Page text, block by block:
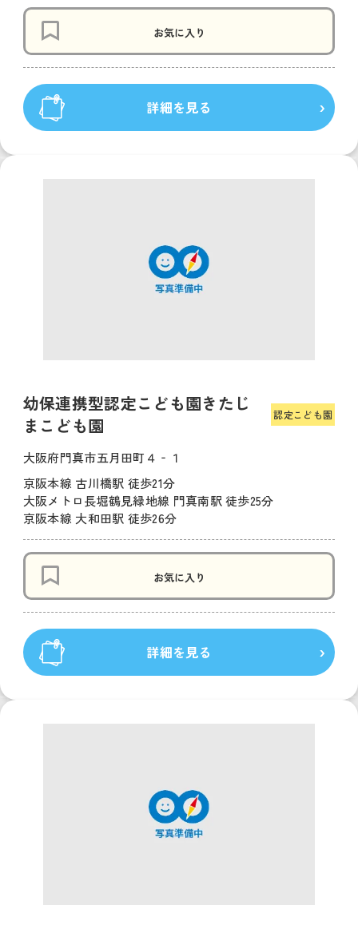
お気に入り
詳細を見る
幼保連携型認定こども園きたじ
まこども園
認定こども園
大阪府門真市五月田町４‐１
京阪本線 古川橋駅 徒歩21分
大阪メトロ長堀鶴見緑地線 門真南駅 徒歩25分
京阪本線 大和田駅 徒歩26分
お気に入り
詳細を見る